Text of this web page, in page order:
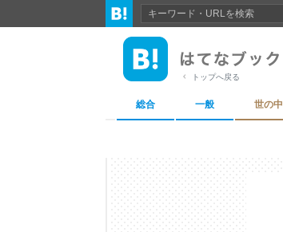
トップへ戻る
総合 一般 世の中